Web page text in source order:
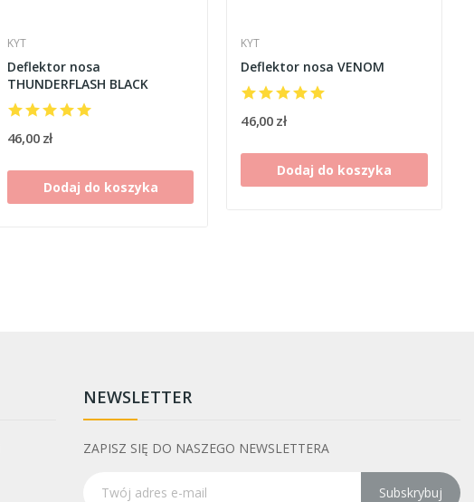
KYT
Deflektor nosa
THUNDERFLASH BLACK
46,00 zł
Dodaj do koszyka
KYT
Deflektor nosa VENOM
46,00 zł
Dodaj do koszyka
NEWSLETTER
ZAPISZ SIĘ DO NASZEGO NEWSLETTERA
Subskrybuj